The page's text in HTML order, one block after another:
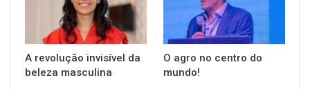
A revolução invisível da
beleza masculina
O agro no centro do
mundo!